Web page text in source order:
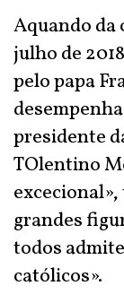
Aquando da
julho de
pelo papa
presidente
TOlentino
grandes
todos
católicos».